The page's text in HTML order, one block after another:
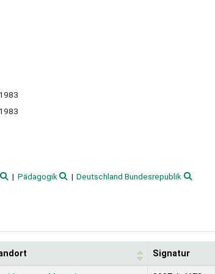
1983
1983
Pädagogik
Deutschland Bundesrepublik
Signatur